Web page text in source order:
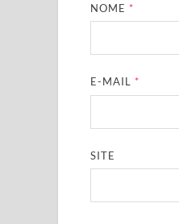
NOME*
E-MAIL*
SITE